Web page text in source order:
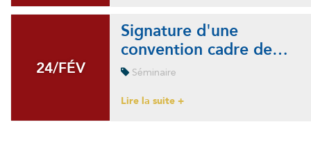
24/FÉV
24/FÉV
Signature d'une
convention cadre de…
Séminaire
Lire la suite +